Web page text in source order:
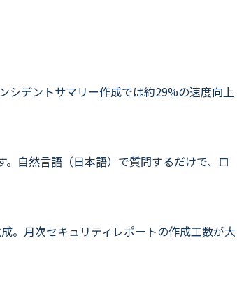
デントサマリー作成では約29%の速度向上
自然言語（日本語）で質問するだけで、ロ
。月次セキュリティレポートの作成工数が大